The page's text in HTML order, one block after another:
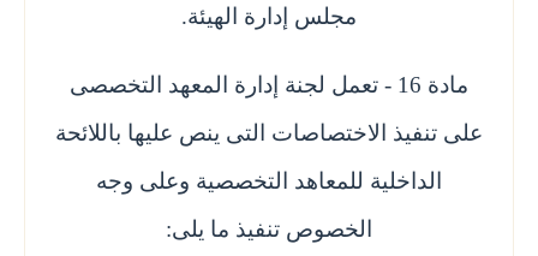
مجلس إدارة الهيئة.
مادة 16 - تعمل لجنة إدارة المعهد التخصصى
على تنفيذ الاختصاصات التى ينص عليها باللائحة
الداخلية للمعاهد التخصصية وعلى وجه
الخصوص تنفيذ ما يلى: